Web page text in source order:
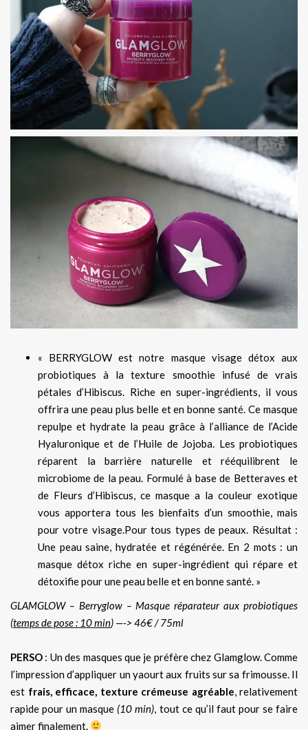
« BERRYGLOW est notre masque visage détox aux
probiotiques à la texture smoothie infusé de vrais
pétales d’Hibiscus. Riche en super-ingrédients, il vous
offrira une peau plus belle et en bonne santé. Ce masque
repulpe et hydrate la peau grâce à l’alliance de l’Acide
Hyaluronique et de l’Huile de Jojoba. Les probiotiques
réparent la barrière naturelle et rééquilibrent le
microbiome de la peau. Formulé à base de Betteraves et
de Fleurs d’Hibiscus, ce masque a la couleur exotique
vous apportera tous les bienfaits d’un smoothie, mais
pour votre visage.Pour tous types de peaux. Résultat :
Une peau saine, hydratée et régénérée. En 2 mots : un
masque détox riche en super-ingrédient qui répare et
détoxifie pour une peau belle et en bonne santé. »
GLAMGLOW – Berryglow – Masque réparateur aux probiotiques
(temps de pose : 10 min) —-> 46€ / 75ml
PERSO : Un des masques que je préfère chez Glamglow. Comme
l’impression d’appliquer un yaourt aux fruits sur sa frimousse. Il
est frais, efficace, texture crémeuse agréable, relativement
rapide pour un masque (10 min), tout ce qu’il faut pour se faire
aimer finalement.